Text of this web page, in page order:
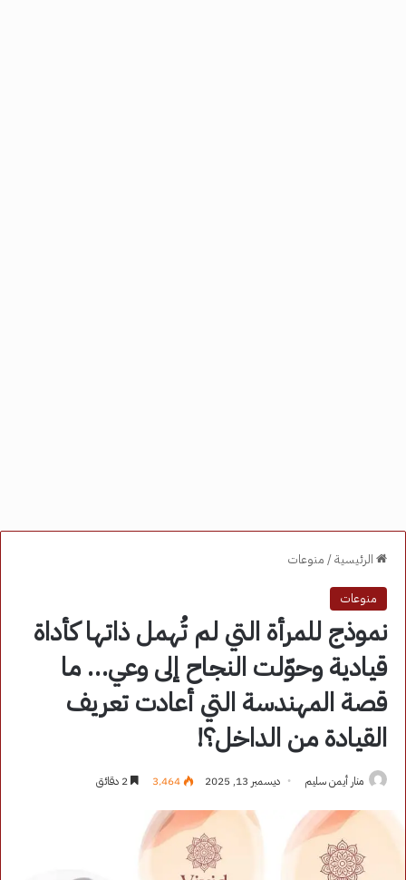
الرئيسية/ منوعات
منوعات
نموذج للمرأة التي لم تُهمل ذاتها كأداة
قيادية وحوّلت النجاح إلى وعي… ما
قصة المهندسة التي أعادت تعريف
القيادة من الداخل؟!
منار أيمن سليم ديسمبر 13, 2025 3٬464